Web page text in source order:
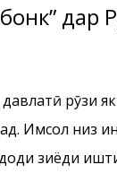
дар
рӯзи
Имсол низ
зиёди